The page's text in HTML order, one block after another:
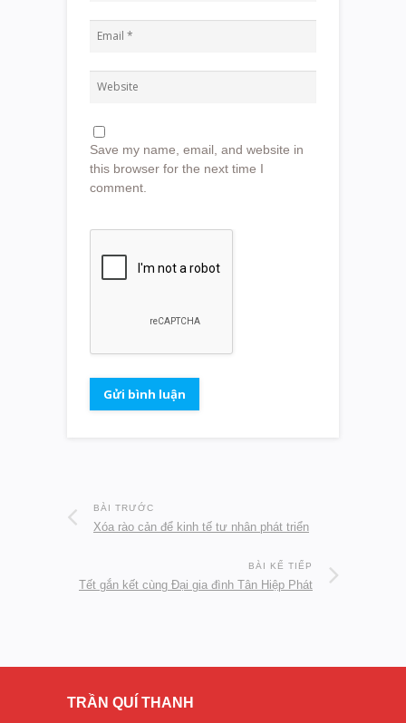
Save my name, email, and website in
this browser for the next time I
comment.
BÀI TRƯỚC
Xóa rào cản để kinh tế tư nhân phát triển
BÀI KẾ TIẾP
Tết gắn kết cùng Đại gia đình Tân Hiệp Phát
TRẦN QUÍ THANH